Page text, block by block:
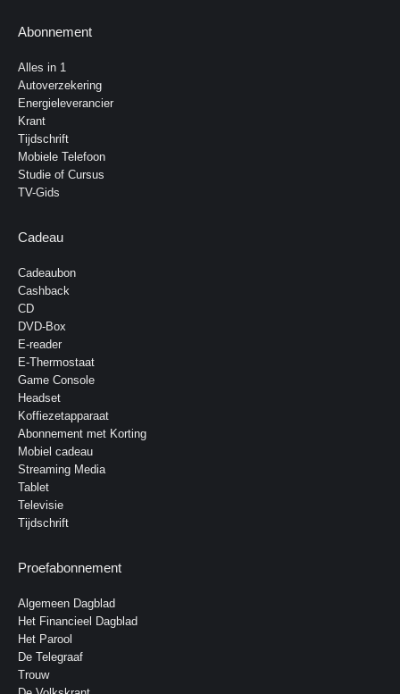
Abonnement
Alles in 1
Autoverzekering
Energieleverancier
Krant
Tijdschrift
Mobiele Telefoon
Studie of Cursus
TV-Gids
Cadeau
Cadeaubon
Cashback
CD
DVD-Box
E-reader
E-Thermostaat
Game Console
Headset
Koffiezetapparaat
Abonnement met Korting
Mobiel cadeau
Streaming Media
Tablet
Televisie
Tijdschrift
Proefabonnement
Algemeen Dagblad
Het Financieel Dagblad
Het Parool
De Telegraaf
Trouw